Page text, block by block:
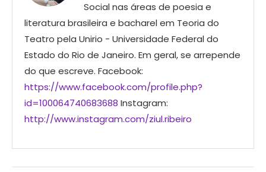
Social nas áreas de poesia e
literatura brasileira e bacharel em Teoria do
Teatro pela Unirio - Universidade Federal do
Estado do Rio de Janeiro. Em geral, se arrepende
do que escreve. Facebook:
https://www.facebook.com/profile.php?
id=100064740683688 Instagram:
http://www.instagram.com/ziul.ribeiro